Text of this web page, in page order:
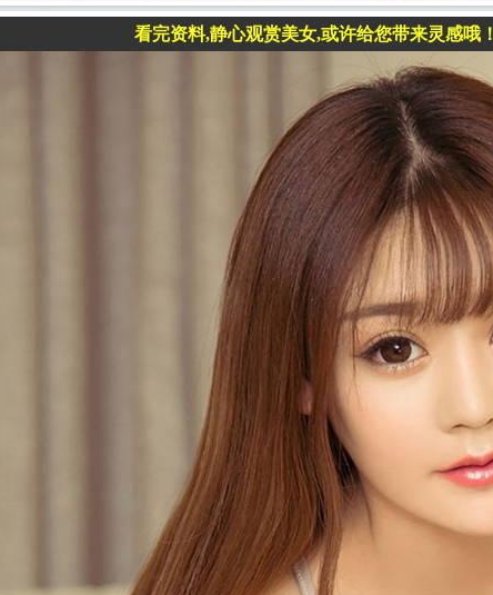
看完资料,静心观赏美女,或许给您带来灵感哦！